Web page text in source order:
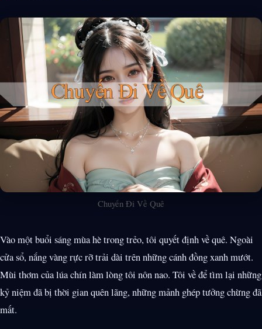
Chuyến Đi Về Quê
Vào một buổi sáng mùa hè trong trẻo, tôi quyết định về quê. Ngoài
cửa sổ, nắng vàng rực rỡ trải dài trên những cánh đồng xanh mướt.
Mùi thơm của lúa chín làm lòng tôi nôn nao. Tôi về để tìm lại những
kỷ niệm đã bị thời gian quên lãng, những mảnh ghép tưởng chừng đã
mất.